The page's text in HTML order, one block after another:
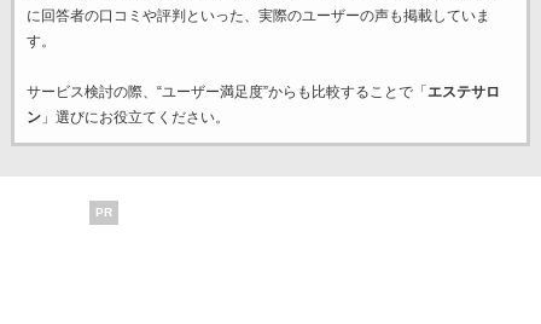
に回答者の口コミや評判といった、実際のユーザーの声も掲載していま
す。
サービス検討の際、“ユーザー満足度”からも比較することで「 エステサロ
ン」選びにお役立てください。
PR